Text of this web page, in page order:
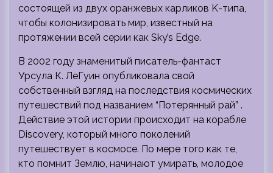
состоящей из двух оранжевых карликов K-типа,
чтобы колонизировать мир, известный на
протяжении всей серии как Sky’s Edge.
В 2002 году знаменитый писатель-фантаст
Урсула К. ЛеГуин опубликовала свой
собственный взгляд на последствия космических
путешествий под названием “Потерянный рай” .
Действие этой истории происходит на корабле
Discovery, который много поколений
путешествует в космосе. По мере того как те,
кто помнит Землю, начинают умирать, молодое